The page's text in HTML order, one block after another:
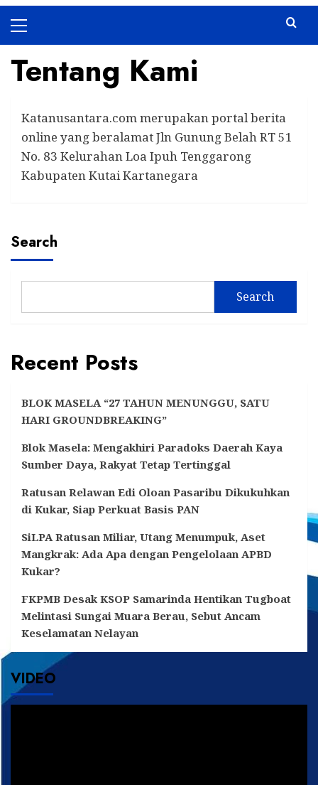
Menu
Tentang Kami
Katanusantara.com merupakan portal berita
online yang beralamat Jln Gunung Belah RT 51
No. 83 Kelurahan Loa Ipuh Tenggarong
Kabupaten Kutai Kartanegara
Search
Search
Recent Posts
BLOK MASELA “27 TAHUN MENUNGGU, SATU
HARI GROUNDBREAKING”
Blok Masela: Mengakhiri Paradoks Daerah Kaya
Sumber Daya, Rakyat Tetap Tertinggal
Ratusan Relawan Edi Oloan Pasaribu Dikukuhkan
di Kukar, Siap Perkuat Basis PAN
SiLPA Ratusan Miliar, Utang Menumpuk, Aset
Mangkrak: Ada Apa dengan Pengelolaan APBD
Kukar?
FKPMB Desak KSOP Samarinda Hentikan Tugboat
Melintasi Sungai Muara Berau, Sebut Ancam
Keselamatan Nelayan
VIDEO